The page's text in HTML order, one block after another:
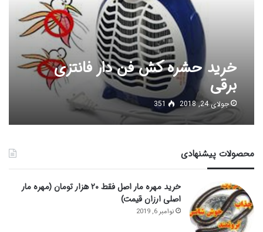
خرید حشره کش فن دار فانتزی
برقی
جولای 24, 2018 351
محصولات پیشنهادی
خرید مهره مار اصل فقط ۲۰ هزار تومان (مهره مار
اصلی ارزان قیمت)
نوامبر 6, 2019